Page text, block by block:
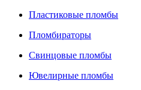
Пластиковые пломбы
Пломбираторы
Свинцовые пломбы
Ювелирные пломбы